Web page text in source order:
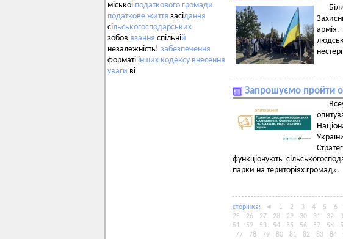
міської податкового громади
податкове життя засідання
сільськогосподарських
зобов'язання спільній
незалежність! забезпечення
форматі інших кодексу внесення
уваги ві
армія.
Запрошуємо пройти
функціонують
парки на територіях громад».
сторiнка: ◄ 1 2 3 4 5 6
25
26 27 28 29 30 31 32
51
52 53 54 55 56 57 58
77
78 79 80 81 82 83 84